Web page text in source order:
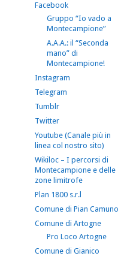
Facebook
Gruppo “Io vado a
Montecampione”
A.A.A.: il “Seconda
mano” di
Montecampione!
Instagram
Telegram
Tumblr
Twitter
Youtube (Canale più in
linea col nostro sito)
Wikiloc – I percorsi di
Montecampione e delle
zone limitrofe
Plan 1800 s.r.l
Comune di Pian Camuno
Comune di Artogne
Pro Loco Artogne
Comune di Gianico